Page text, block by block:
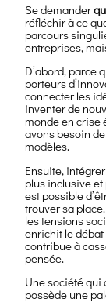
Se demander
réfléchir à ce
parcours
entreprises,
D’abord, parce
porteurs
connecter les
inventer de
monde en crise
avons besoin
modèles.
Ensuite,
plus inclusive
est possible
trouver sa
les tensions
enrichit le
contribue à
pensée.
Une société qui
possède une